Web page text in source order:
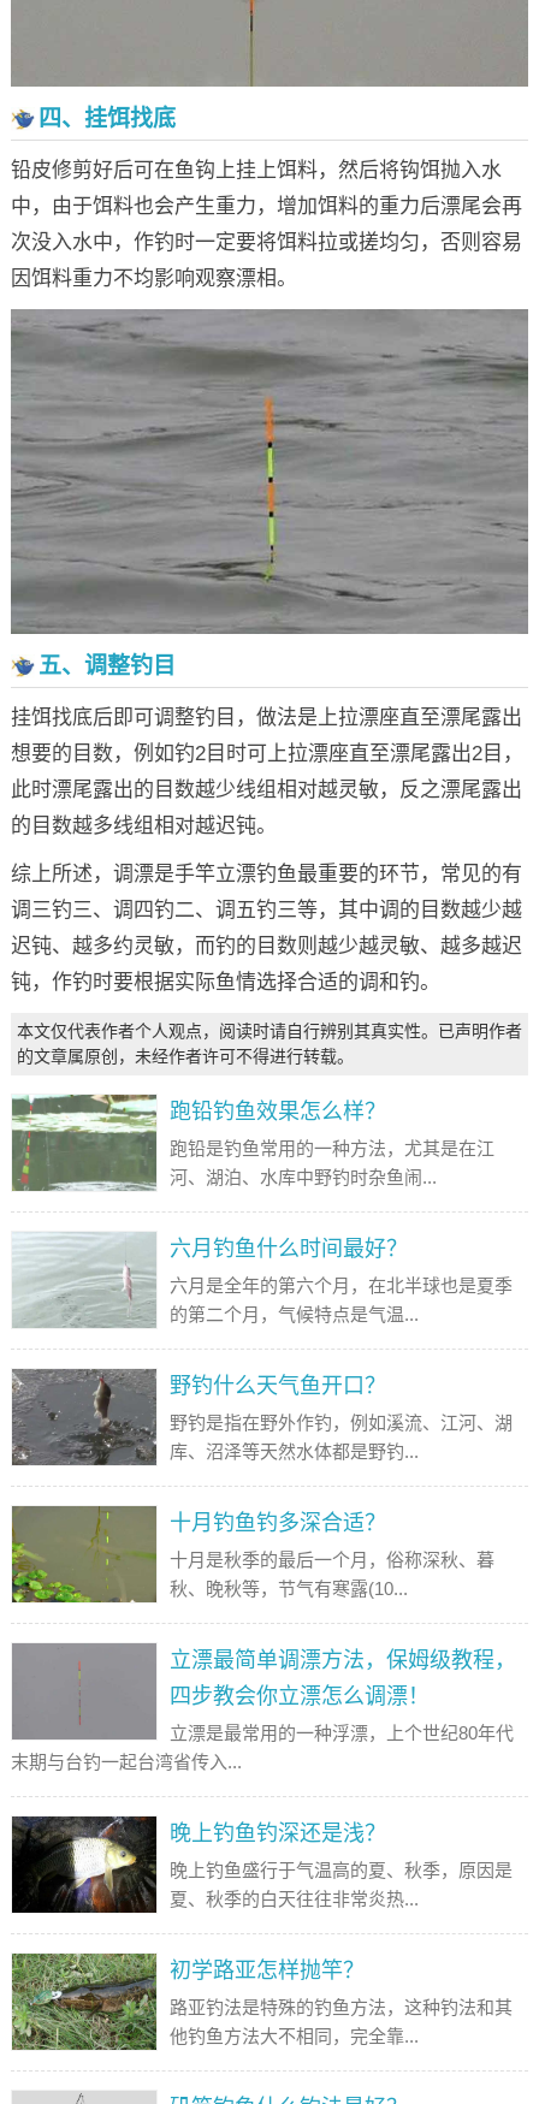
四、挂饵找底
铅皮修剪好后可在鱼钩上挂上饵料，然后将钩饵抛入水
中，由于饵料也会产生重力，增加饵料的重力后漂尾会再
次没入水中，作钓时一定要将饵料拉或搓均匀，否则容易
因饵料重力不均影响观察漂相。
五、调整钓目
挂饵找底后即可调整钓目，做法是上拉漂座直至漂尾露出
想要的目数，例如钓2目时可上拉漂座直至漂尾露出2目，
此时漂尾露出的目数越少线组相对越灵敏，反之漂尾露出
的目数越多线组相对越迟钝。
综上所述，调漂是手竿立漂钓鱼最重要的环节，常见的有
调三钓三、调四钓二、调五钓三等，其中调的目数越少越
迟钝、越多约灵敏，而钓的目数则越少越灵敏、越多越迟
钝，作钓时要根据实际鱼情选择合适的调和钓。
本文仅代表作者个人观点，阅读时请自行辨别其真实性。已声明作者
的文章属原创，未经作者许可不得进行转载。
跑铅钓鱼效果怎么样？
跑铅是钓鱼常用的一种方法，尤其是在江
河、湖泊、水库中野钓时杂鱼闹...
六月钓鱼什么时间最好？
六月是全年的第六个月，在北半球也是夏季
的第二个月，气候特点是气温...
野钓什么天气鱼开口？
野钓是指在野外作钓，例如溪流、江河、湖
库、沼泽等天然水体都是野钓...
十月钓鱼钓多深合适？
十月是秋季的最后一个月，俗称深秋、暮
秋、晚秋等，节气有寒露(10...
立漂最简单调漂方法，保姆级教程，
四步教会你立漂怎么调漂！
立漂是最常用的一种浮漂，上个世纪80年代
末期与台钓一起台湾省传入...
晚上钓鱼钓深还是浅？
晚上钓鱼盛行于气温高的夏、秋季，原因是
夏、秋季的白天往往非常炎热...
初学路亚怎样抛竿？
路亚钓法是特殊的钓鱼方法，这种钓法和其
他钓鱼方法大不相同，完全靠...